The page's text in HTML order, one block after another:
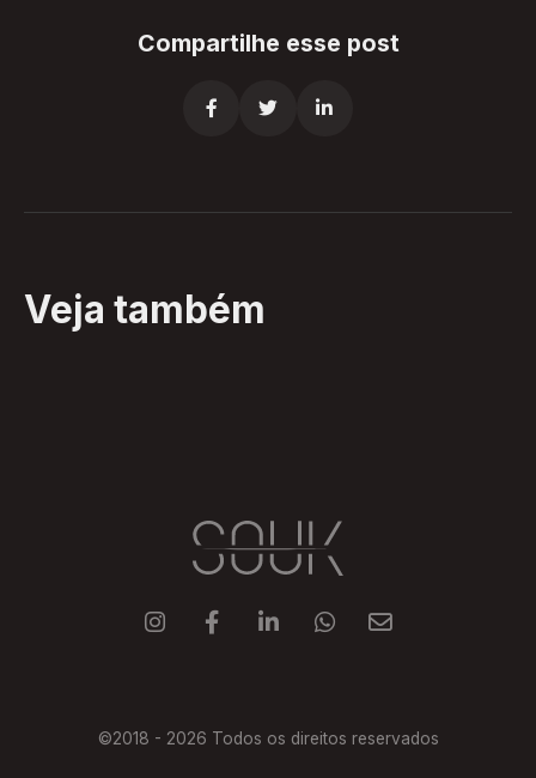
Compartilhe esse post
  
Veja também
    
©2018 - 2026 Todos os direitos reservados